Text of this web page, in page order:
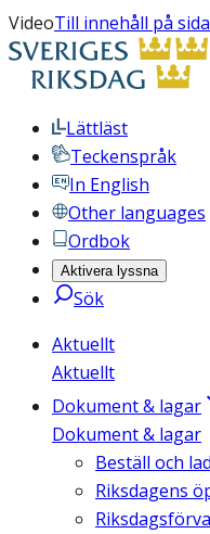
VideoTill innehåll på
Lättläst
Teckenspråk
In English
Other languages
Ordbok
Aktivera lyssna
Sök
Aktuellt
Aktuellt
Dokument & lagar
Dokument & lagar
Beställ och
Riksdagens